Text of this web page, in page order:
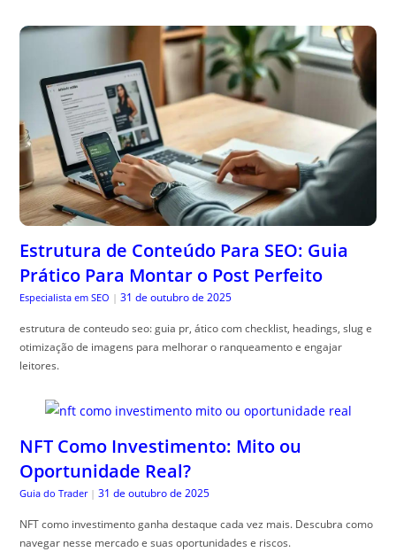
Estrutura de Conteúdo Para SEO: Guia
Prático Para Montar o Post Perfeito
Especialista em SEO | 31 de outubro de 2025
estrutura de conteudo seo: guia pr, ático com checklist, headings, slug e
otimização de imagens para melhorar o ranqueamento e engajar
leitores.
NFT Como Investimento: Mito ou
Oportunidade Real?
Guia do Trader | 31 de outubro de 2025
NFT como investimento ganha destaque cada vez mais. Descubra como
navegar nesse mercado e suas oportunidades e riscos.